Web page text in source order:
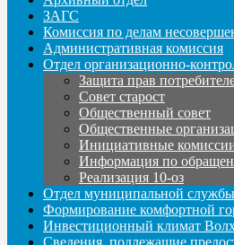
ЗАГС
Комиссия по делам
Административная комиссия
Отдел организационно-
Защита прав
Совет старост
Общественный совет
Общественные
Инициативные
Информация по
Реализация 10-оз
Отдел муниципальной
Формирование комфортной
Инвестиционный климат
Сведения, подлежащие